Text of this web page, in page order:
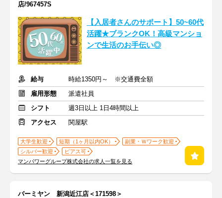
店/967457S
【入居者さんのサポート】50~60代
活躍★ブランクOK！高級マンショ
ンで生活のお手伝い◎
給与
時給1350円～ ※交通費全額
雇用形態
派遣社員
シフト
週3日以上 1日4時間以上
アクセス
関屋駅
大学生歓迎 短期（1ヶ月以内OK）
副業・Ｗワーク歓迎
シルバー歓迎
ピアス可
マンパワーグループ株式会社の求人一覧を見る
バーミヤン 新潟近江店＜171598＞